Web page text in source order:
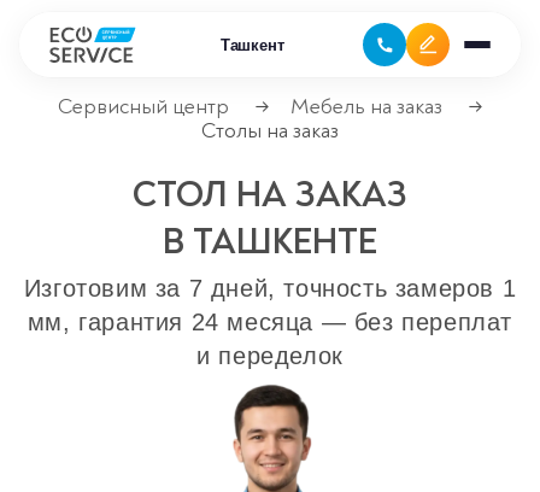
Ташкент
Ремонт компьютерной техники
Ремонт крупно бытовой техники
Ремонт офисной техники
Ремонт цифровой техники
Сервисный центр → Мебель на заказ
→
Столы на заказ
СТОЛ НА ЗАКАЗ
В ТАШКЕНТЕ
Изготовим за 7 дней, точность замеров 1
мм, гарантия 24 месяца — без переплат
и переделок